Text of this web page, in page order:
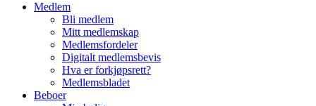
Medlem
Bli medlem
Mitt medlemskap
Medlemsfordeler
Digitalt medlemsbevis
Hva er forkjøpsrett?
Medlemsbladet
Beboer